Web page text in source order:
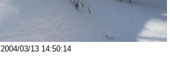
2004/03/13 14:50:14